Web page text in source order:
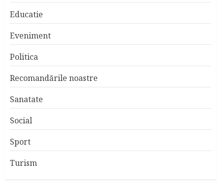
Educatie
Eveniment
Politica
Recomandările noastre
Sanatate
Social
Sport
Turism